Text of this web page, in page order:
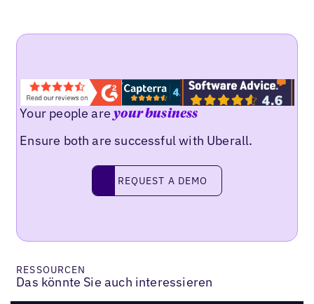
Your people areyour business
Ensure both are successful with Uberall.
request a demo
REQUEST A DEMO
RESSOURCEN
Das könnte Sie auch interessieren